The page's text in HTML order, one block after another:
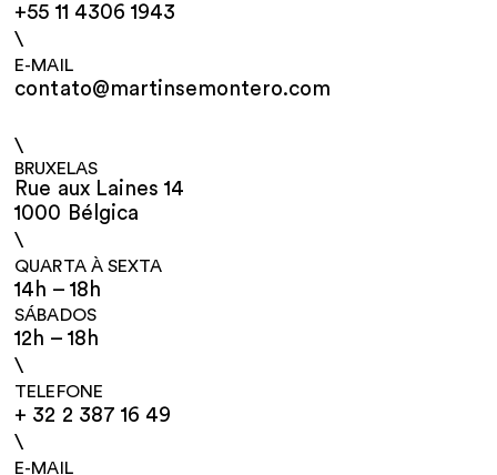
+55 11 4306 1943
\
E-MAIL
contato@martinsemontero.com
\
BRUXELAS
Rue aux Laines 14
1000 Bélgica
\
QUARTA À SEXTA
14h – 18h
SÁBADOS
12h – 18h
\
TELEFONE
+ 32 2 387 16 49
\
E-MAIL